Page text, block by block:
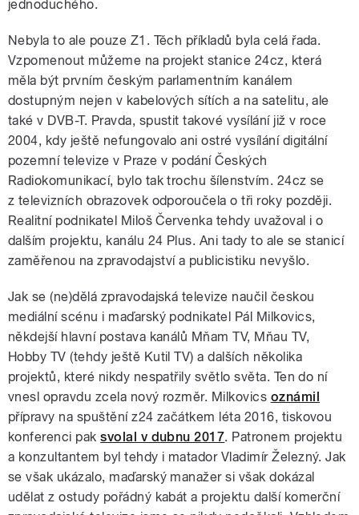
jednoduchého.
Nebyla to ale pouze Z1. Těch příkladů byla celá řada.
Vzpomenout můžeme na projekt stanice 24cz, která
měla být prvním českým parlamentním kanálem
dostupným nejen v kabelových sítích a na satelitu, ale
také v DVB-T. Pravda, spustit takové vysílání již v roce
2004, kdy ještě nefungovalo ani ostré vysílání digitální
pozemní televize v Praze v podání Českých
Radiokomunikací, bylo tak trochu šílenstvím. 24cz se
z televizních obrazovek odporoučela o tři roky později.
Realitní podnikatel Miloš Červenka tehdy uvažoval i o
dalším projektu, kanálu 24 Plus. Ani tady to ale se stanicí
zaměřenou na zpravodajství a publicistiku nevyšlo.
Jak se (ne)dělá zpravodajská televize naučil českou
mediální scénu i maďarský podnikatel Pál Milkovics,
někdejší hlavní postava kanálů Mňam TV, Mňau TV,
Hobby TV (tehdy ještě Kutil TV) a dalších několika
projektů, které nikdy nespatřily světlo světa. Ten do ní
vnesl opravdu zcela nový rozměr. Milkovics oznámil
přípravy na spuštění z24 začátkem léta 2016, tiskovou
konferenci paksvolal v dubnu 2017. Patronem projektu
a konzultantem byl tehdy i matador Vladimír Železný. Jak
se však ukázalo, maďarský manažer si však dokázal
udělat z ostudy pořádný kabát a projektu další komerční